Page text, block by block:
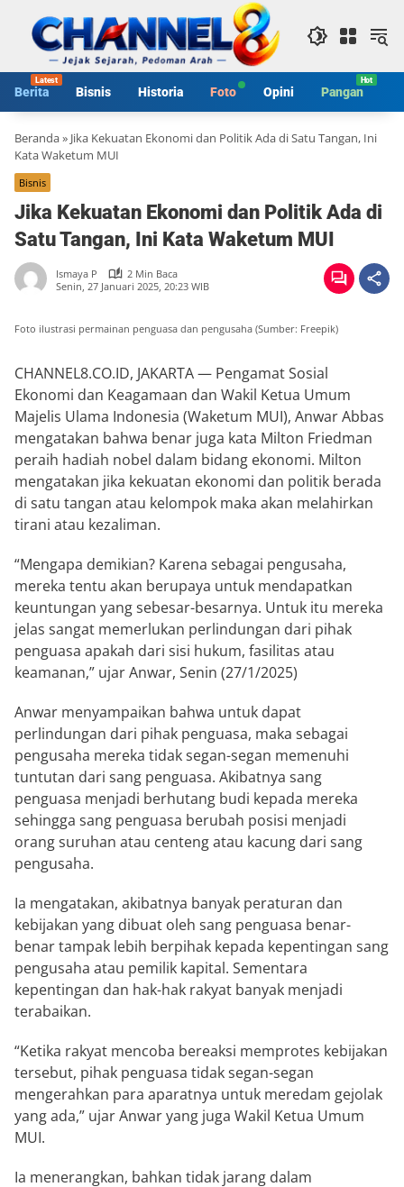
konten
Berita Bisnis Historia Foto Opini Pangan
Beranda» Jika Kekuatan Ekonomi dan Politik Ada di Satu Tangan, Ini
Kata Waketum MUI
Bisnis
Jika Kekuatan Ekonomi dan Politik Ada di
Satu Tangan, Ini Kata Waketum MUI
Ismaya P
2 Min Baca
Senin, 27 Januari 2025, 20:23 WIB
Foto ilustrasi permainan penguasa dan pengusaha (Sumber: Freepik)
CHANNEL8.CO.ID, JAKARTA — Pengamat Sosial
Ekonomi dan Keagamaan dan Wakil Ketua Umum
Majelis Ulama Indonesia (Waketum MUI), Anwar Abbas
mengatakan bahwa benar juga kata Milton Friedman
peraih hadiah nobel dalam bidang ekonomi. Milton
mengatakan jika kekuatan ekonomi dan politik berada
di satu tangan atau kelompok maka akan melahirkan
tirani atau kezaliman.
“Mengapa demikian? Karena sebagai pengusaha,
mereka tentu akan berupaya untuk mendapatkan
keuntungan yang sebesar-besarnya. Untuk itu mereka
jelas sangat memerlukan perlindungan dari pihak
penguasa apakah dari sisi hukum, fasilitas atau
keamanan,” ujar Anwar, Senin (27/1/2025)
Anwar menyampaikan bahwa untuk dapat
perlindungan dari pihak penguasa, maka sebagai
pengusaha mereka tidak segan-segan memenuhi
tuntutan dari sang penguasa. Akibatnya sang
penguasa menjadi berhutang budi kepada mereka
sehingga sang penguasa berubah posisi menjadi
orang suruhan atau centeng atau kacung dari sang
pengusaha.
Ia mengatakan, akibatnya banyak peraturan dan
kebijakan yang dibuat oleh sang penguasa benar-
benar tampak lebih berpihak kepada kepentingan sang
pengusaha atau pemilik kapital. Sementara
kepentingan dan hak-hak rakyat banyak menjadi
terabaikan.
“Ketika rakyat mencoba bereaksi memprotes kebijakan
tersebut, pihak penguasa tidak segan-segan
mengerahkan para aparatnya untuk meredam gejolak
yang ada,” ujar Anwar yang juga Wakil Ketua Umum
MUI.
Ia menerangkan, bahkan tidak jarang dalam